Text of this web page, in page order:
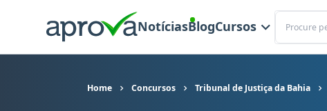
NotíciasBlogCursos
Buscar
Home Concursos Tribunal de Justiça da Bahia